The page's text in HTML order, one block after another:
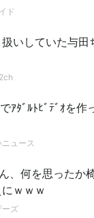
ド
いしていた与
でｱﾀﾞﾙﾄﾋﾞﾃﾞｵを
ュース
ん、何を思った
ｗｗｗ
ーズ